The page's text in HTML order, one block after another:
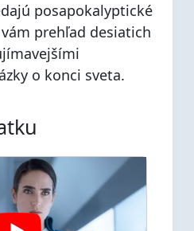
posapokalyptické
prehľad desiatich
o konci sveta.